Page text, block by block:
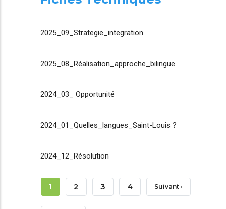
2025_09_Strategie_integration
2025_08_Réalisation_approche_bilingue
2024_03_ Opportunité
2024_01_Quelles_langues_Saint-Louis ?
2024_12_Résolution
Pagination
Page
Courante
1 Page
2 Page
3 Page
4 Page
Suivant ›